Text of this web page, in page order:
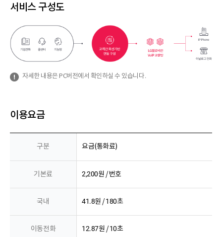
서비스 구성도
자세한 내용은 PC버전에서 확인하실 수 있습니다.
이용요금
구분 요금(통화료)
기본료 2,200원 / 번호
국내 41.8원 / 180초
이동전화 12.87원 / 10초